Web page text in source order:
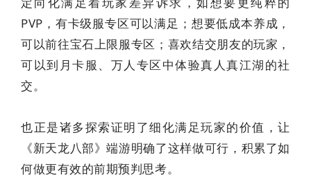
PVP，有卡级服专区可以满足；想要低成本养成，
可以前往宝石上限服专区；喜欢结交朋友的玩家，
可以到月卡服、万人专区中体验真人真江湖的社
交。
也正是诸多探索证明了细化满足玩家的价值，让
《新天龙八部》端游明确了这样做可行，积累了如
何做更有效的前期预判思考。